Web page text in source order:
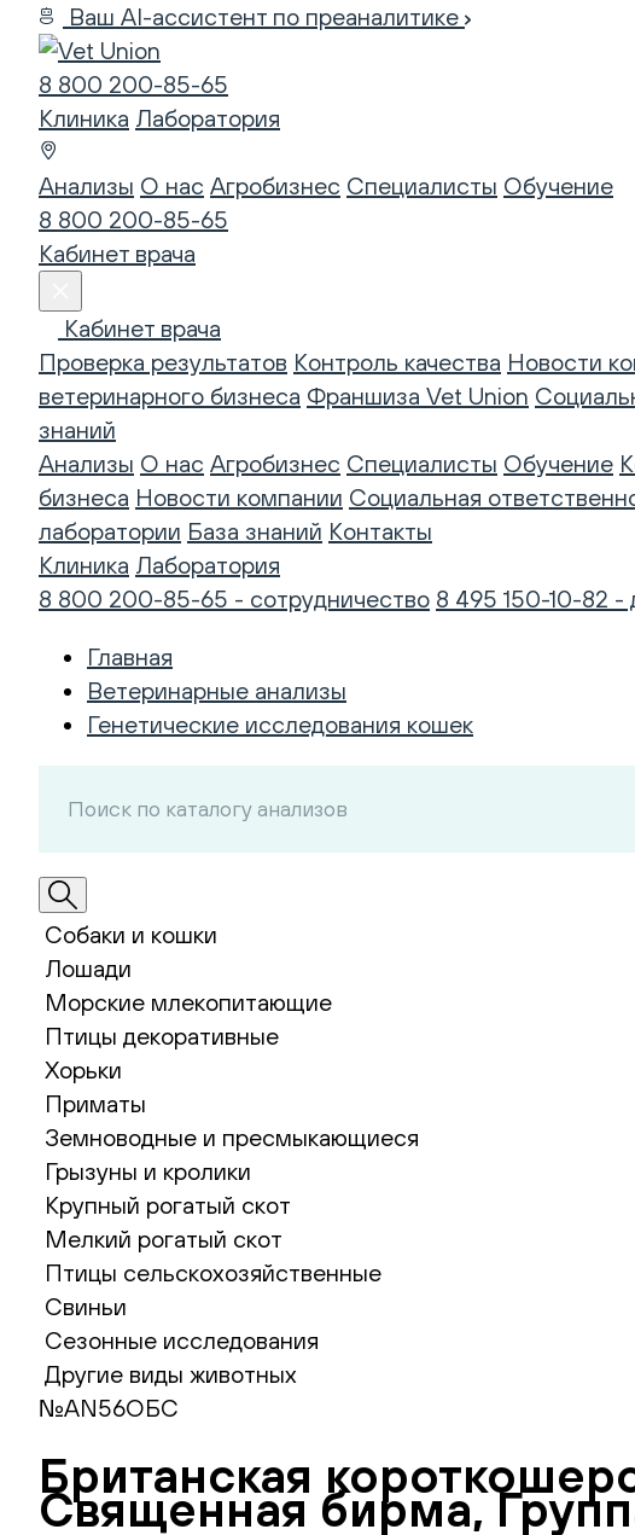
Ваш AI-ассистент по преаналитике
8 800 200-85-65
Клиника Лаборатория
Анализы О нас Агробизнес Специалисты Обучение
8 800 200-85-65
Кабинет врача
Кабинет врача
Проверка результатов Контроль качества Новости
ветеринарного бизнеса Франшиза Vet Union
знаний
Анализы О нас Агробизнес Специалисты Обучение
бизнеса Новости компании Социальная
лаборатории База знаний Контакты
Клиника Лаборатория
8 800 200-85-65 - сотрудничество 8 495 150-10-82 -
Главная
Ветеринарные анализы
Генетические исследования кошек
Собаки и кошки
Лошади
Морские млекопитающие
Птицы декоративные
Хорьки
Приматы
Земноводные и пресмыкающиеся
Грызуны и кролики
Крупный рогатый скот
Мелкий рогатый скот
Птицы сельскохозяйственные
Свиньи
Сезонные исследования
Другие виды животных
№AN56ОБС
Британская
Священная бирма,